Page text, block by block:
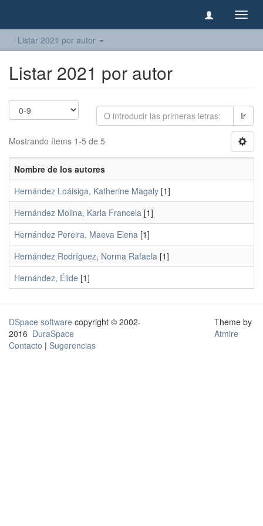
Listar 2021 por autor
Listar 2021 por autor
Ir
Mostrando ítems 1-5 de 5
Nombre de los autores
Hernández Loáisiga, Katherine Magaly [1]
Hernández Molina, Karla Francela [1]
Hernández Pereira, Maeva Elena [1]
Hernández Rodríguez, Norma Rafaela [1]
Hernández, Élide [1]
DSpace software copyright © 2002-
2016 DuraSpace
Contacto | Sugerencias
Theme by
Atmire